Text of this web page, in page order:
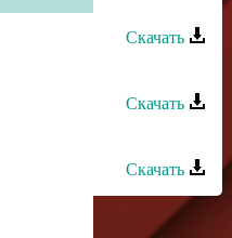
Скачать
Скачать
Скачать